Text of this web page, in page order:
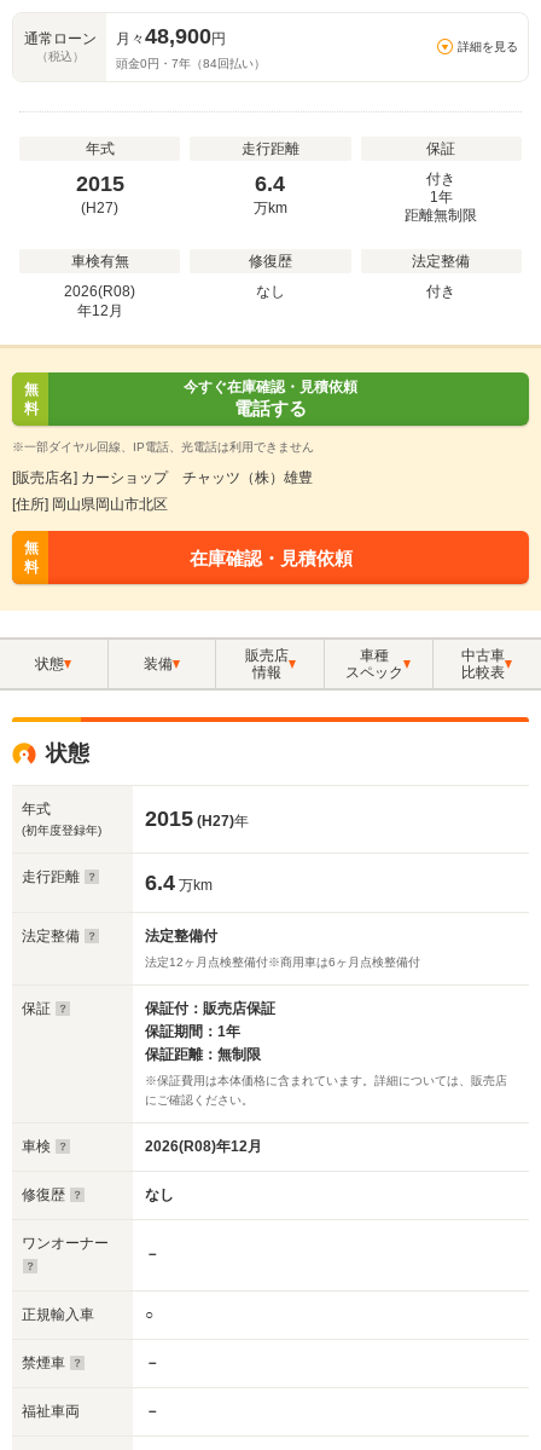
通常ローン
（税込）
月々48,900円
頭金0円・ 7年（84回払い）
詳細を見る
年式
2015
(H27)
走行距離
6.4
万km
保証
付き
1年
距離無制限
車検有無
2026(R08)
年12 月
修復歴
なし
法定整備
付き
無
料
今すぐ在庫確認・見積依頼
電話する
※一部ダイヤル回線、IP電話、光電話は利用できません
[販売店名] カーショップ チャッツ（株）雄豊
[住所] 岡山県岡山市北区
無
料
在庫確認・見積依頼
状態 装備
販売店
情報
車種
スペック
中古車
比較表
状態
年式
(初年度登録年) 2015 (H27)年
走行距離 6.4 万km
法定整備 法定整備付
法定12ヶ月点検整備付※商用車は6ヶ月点検整備付
保証
保証付：販売店保証
保証期間：1年
保証距離：無制限
※保証費用は本体価格に含まれています。詳細については、販売店
にご確認ください。
車検 2026(R08)年12月
修復歴 なし
ワンオーナー
－
正規輸入車 ○
禁煙車 －
福祉車両 －